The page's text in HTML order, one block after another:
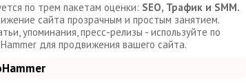
по трем пакетам оценки: SEO, Трафик и SMM.
сайта прозрачным и простым занятием.
упоминания, пресс-релизы - используйте по
для продвижения вашего сайта.